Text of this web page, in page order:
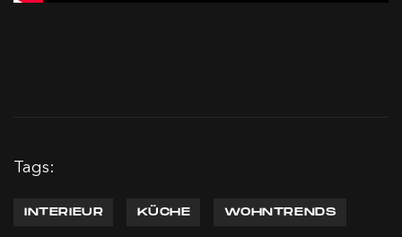
Tags:
INTERIEUR KÜCHE WOHNTRENDS